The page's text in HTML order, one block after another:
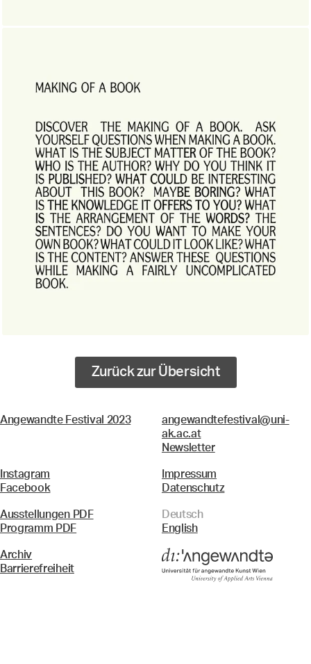
Zurück zur Übersicht
Angewandte Festival 2023
angewandtefestival@uni-
ak.ac.at
Newsletter
Instagram
Facebook
Impressum
Datenschutz
Ausstellungen PDF
Programm PDF
Deutsch
English
Archiv
Barrierefreiheit